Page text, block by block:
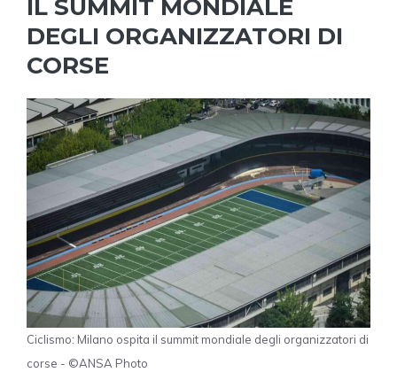
IL SUMMIT MONDIALE
DEGLI ORGANIZZATORI DI
CORSE
Ciclismo: Milano ospita il summit mondiale degli organizzatori di
corse - ©ANSA Photo